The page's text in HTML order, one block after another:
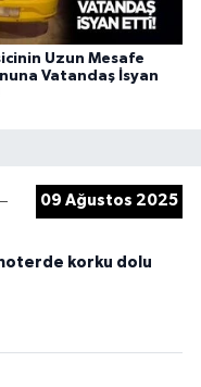
Uzun Mesafe
Vatandaş İsyan
09 Ağustos 2025
korku dolu